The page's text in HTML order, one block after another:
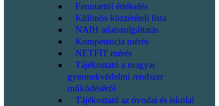
Fenntartói értékelés
Különös közzétételi lista
NAIH adatszolgáltatás
Kompetencia mérés
NETFIT mérés
Tájékoztató a magyar
gyermekvédelmi rendszer
működéséről
Tájékoztató az óvodai és iskolai